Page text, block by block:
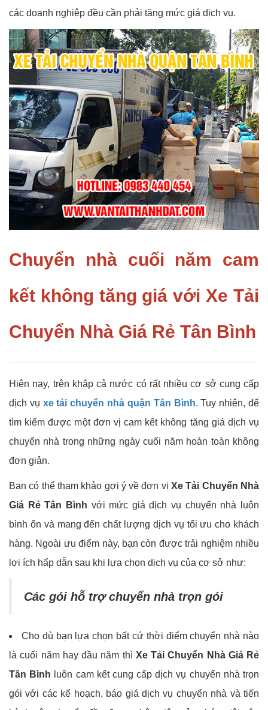
các doanh nghiệp đều cần phải tăng mức giá dịch vụ.
Chuyển nhà cuối năm cam
kết không tăng giá với Xe Tải
Chuyển Nhà Giá Rẻ Tân Bình
Hiện nay, trên khắp cả nước có rất nhiều cơ sở cung cấp
dịch vụ xe tải chuyển nhà quận Tân Bình. Tuy nhiên, để
tìm kiếm được một đơn vị cam kết không tăng giá dịch vụ
chuyển nhà trong những ngày cuối năm hoàn toàn không
đơn giản.
Bạn có thể tham khảo gợi ý về đơn vịXe Tải Chuyển Nhà
Giá Rẻ Tân Bình với mức giá dịch vụ chuyển nhà luôn
bình ổn và mang đến chất lượng dịch vụ tối ưu cho khách
hàng. Ngoài ưu điểm này, bạn còn được trải nghiệm nhiều
lợi ích hấp dẫn sau khi lựa chọn dịch vụ của cơ sở như:
Các gói hỗ trợ chuyển nhà trọn gói
Cho dù bạn lựa chọn bất cứ thời điểm chuyển nhà nào
là cuối năm hay đầu năm thì Xe Tải Chuyển Nhà Giá Rẻ
Tân Bình luôn cam kết cung cấp dịch vụ chuyển nhà trọn
gói với các kế hoạch, báo giá dịch vụ chuyển nhà và tiến